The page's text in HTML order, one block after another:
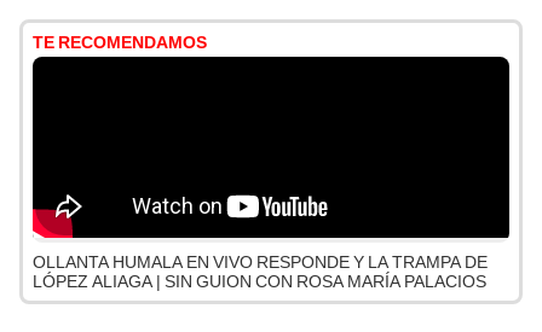
TE RECOMENDAMOS
OLLANTA HUMALA EN VIVO RESPONDE Y LA TRAMPA DE
LÓPEZ ALIAGA | SIN GUION CON ROSA MARÍA PALACIOS